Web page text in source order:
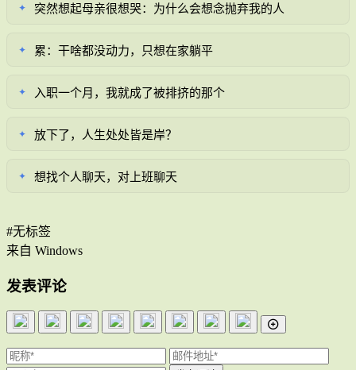
✦ 突然想起母亲很想哭：为什么会想念抛弃我的人
✦ 累：干啥都没动力，只想在家躺平
✦ 入职一个月，我就成了被排挤的那个
✦ 放下了，人生处处皆是岸？
✦ 想找个人聊天，对上班聊天
#无标签
来自 Windows
发表评论